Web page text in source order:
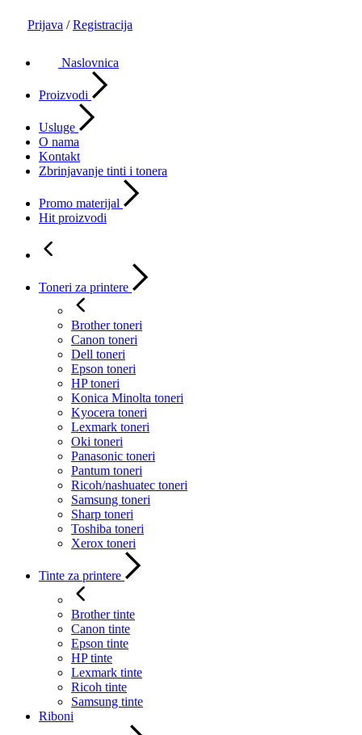
Prijava / Registracija
Naslovnica
Proizvodi
Usluge
O nama
Kontakt
Zbrinjavanje tinti i tonera
Promo materijal
Hit proizvodi
Toneri za printere
Brother toneri
Canon toneri
Dell toneri
Epson toneri
HP toneri
Konica Minolta toneri
Kyocera toneri
Lexmark toneri
Oki toneri
Panasonic toneri
Pantum toneri
Ricoh/nashuatec toneri
Samsung toneri
Sharp toneri
Toshiba toneri
Xerox toneri
Tinte za printere
Brother tinte
Canon tinte
Epson tinte
HP tinte
Lexmark tinte
Ricoh tinte
Samsung tinte
Riboni